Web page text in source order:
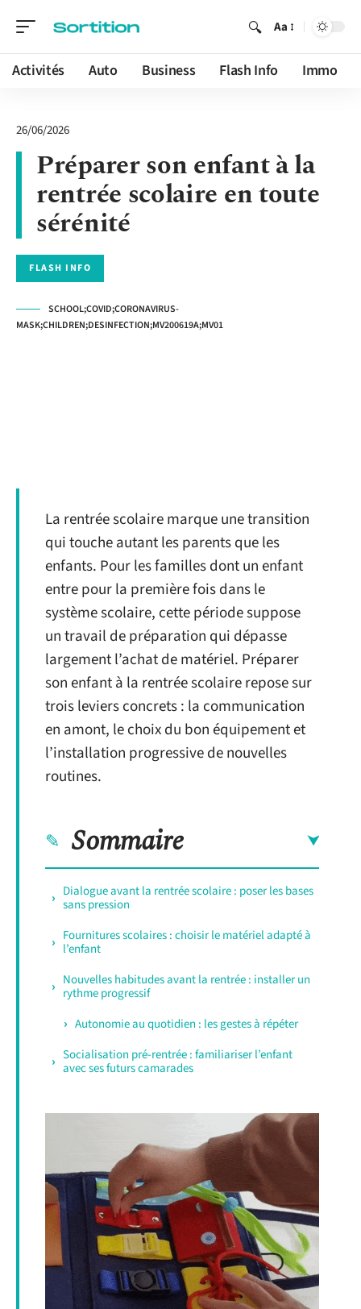
Aa
Activités Auto Business Flash Info Immo
SCHOOL;COVID;CORONAVIRUS-
MASK;CHILDREN;DESINFECTION;MV200619A;MV01
26/06/2026
Préparer son enfant à la
rentrée scolaire en toute
sérénité
FLASH INFO
La rentrée scolaire marque une transition
qui touche autant les parents que les
enfants. Pour les familles dont un enfant
entre pour la première fois dans le
système scolaire, cette période suppose
un travail de préparation qui dépasse
largement l’achat de matériel. Préparer
son enfant à la rentrée scolaire repose sur
trois leviers concrets : la communication
en amont, le choix du bon équipement et
l’installation progressive de nouvelles
routines.
Sommaire
Dialogue avant la rentrée scolaire : poser les bases
sans pression
Fournitures scolaires : choisir le matériel adapté à
l’enfant
Nouvelles habitudes avant la rentrée : installer un
rythme progressif
Autonomie au quotidien : les gestes à répéter
Socialisation pré-rentrée : familiariser l’enfant
avec ses futurs camarades